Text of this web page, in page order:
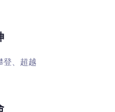
登、超越